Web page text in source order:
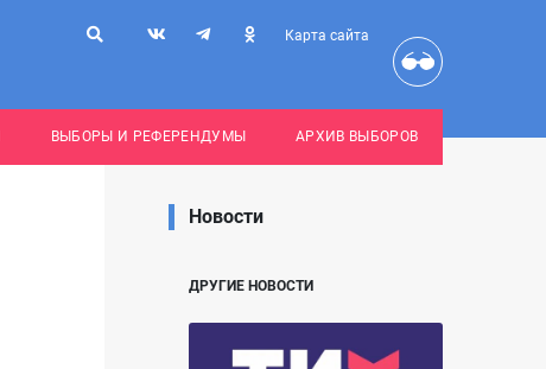
Карта сайта
ВЫБОРЫ И РЕФЕРЕНДУМЫ АРХИВ ВЫБОРОВ
Новости
ДРУГИЕ НОВОСТИ